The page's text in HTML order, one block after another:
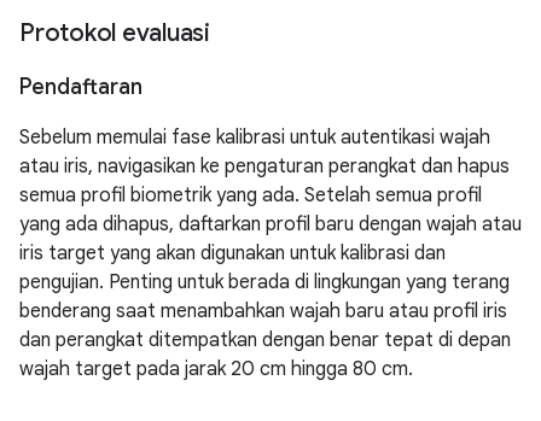
Protokol evaluasi
Pendaftaran
Sebelum memulai fase kalibrasi untuk autentikasi wajah
atau iris, navigasikan ke pengaturan perangkat dan hapus
semua profil biometrik yang ada. Setelah semua profil
yang ada dihapus, daftarkan profil baru dengan wajah atau
iris target yang akan digunakan untuk kalibrasi dan
pengujian. Penting untuk berada di lingkungan yang terang
benderang saat menambahkan wajah baru atau profil iris
dan perangkat ditempatkan dengan benar tepat di depan
wajah target pada jarak 20 cm hingga 80 cm.